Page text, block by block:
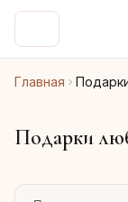
Главная
Подарки